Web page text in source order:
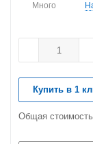
Много
Купить в 1
Общая стоимость